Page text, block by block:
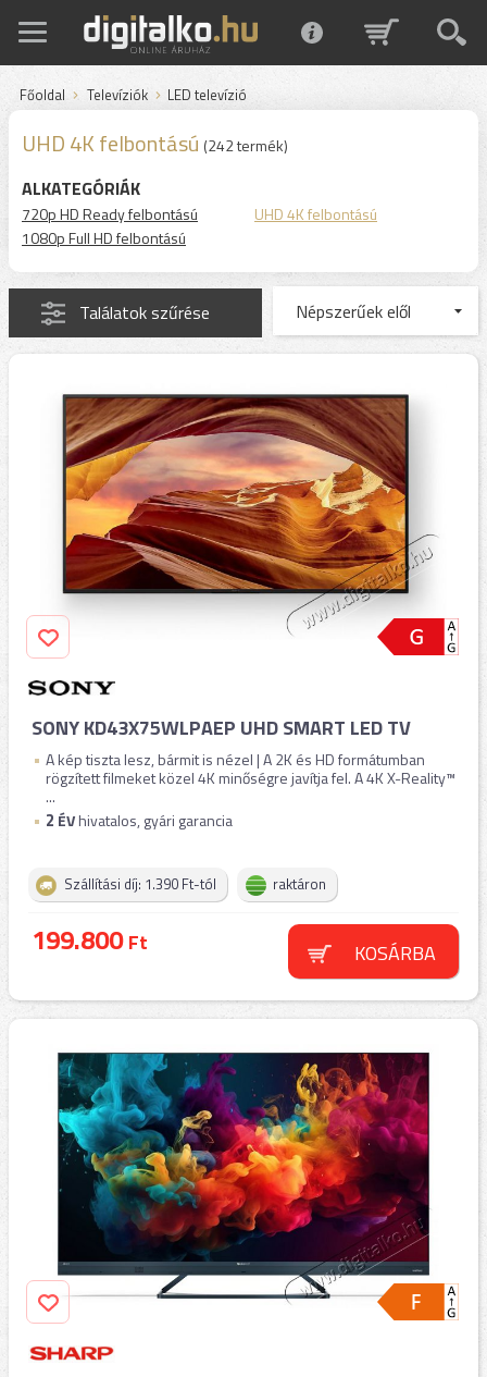
Főoldal Televíziók LED televízió
UHD 4K felbontású (242 termék)
ALKATEGÓRIÁK
720p HD Ready felbontású
1080p Full HD felbontású
UHD 4K felbontású
Találatok szűrése
SONY KD43X75WLPAEP UHD SMART LED TV
A kép tiszta lesz, bármit is nézel | A 2K és HD formátumban
rögzített filmeket közel 4K minőségre javítja fel. A 4K X-Reality™
...
2 ÉVhivatalos, gyári garancia
Szállítási díj: 1.390 Ft-tól raktáron
199.800Ft KOSÁRBA